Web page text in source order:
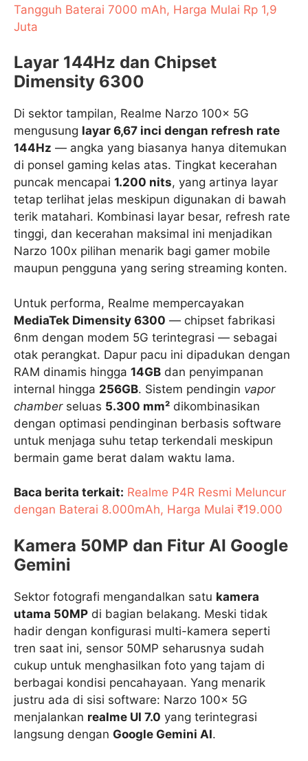
Tangguh Baterai 7000 mAh, Harga Mulai Rp 1,9
Juta
Layar 144Hz dan Chipset
Dimensity 6300
Di sektor tampilan, Realme Narzo 100x 5G
mengusung layar 6,67 inci dengan refresh rate
144Hz — angka yang biasanya hanya ditemukan
di ponsel gaming kelas atas. Tingkat kecerahan
puncak mencapai 1.200 nits, yang artinya layar
tetap terlihat jelas meskipun digunakan di bawah
terik matahari. Kombinasi layar besar, refresh rate
tinggi, dan kecerahan maksimal ini menjadikan
Narzo 100x pilihan menarik bagi gamer mobile
maupun pengguna yang sering streaming konten.
Untuk performa, Realme mempercayakan
MediaTek Dimensity 6300 — chipset fabrikasi
6nm dengan modem 5G terintegrasi — sebagai
otak perangkat. Dapur pacu ini dipadukan dengan
RAM dinamis hingga 14GB dan penyimpanan
internal hingga 256GB. Sistem pendingin vapor
chamberseluas 5.300 mm² dikombinasikan
dengan optimasi pendinginan berbasis software
untuk menjaga suhu tetap terkendali meskipun
bermain game berat dalam waktu lama.
Baca berita terkait: Realme P4R Resmi Meluncur
dengan Baterai 8.000mAh, Harga Mulai ₹19.000
Kamera 50MP dan Fitur AI Google
Gemini
Sektor fotografi mengandalkan satu kamera
utama 50MP di bagian belakang. Meski tidak
hadir dengan konfigurasi multi-kamera seperti
tren saat ini, sensor 50MP seharusnya sudah
cukup untuk menghasilkan foto yang tajam di
berbagai kondisi pencahayaan. Yang menarik
justru ada di sisi software: Narzo 100x 5G
menjalankan realme UI 7.0 yang terintegrasi
langsung dengan Google Gemini AI.